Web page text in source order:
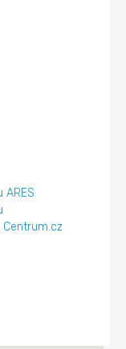
ARES
Centrum.cz